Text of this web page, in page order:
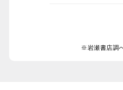
※岩瀬書店調